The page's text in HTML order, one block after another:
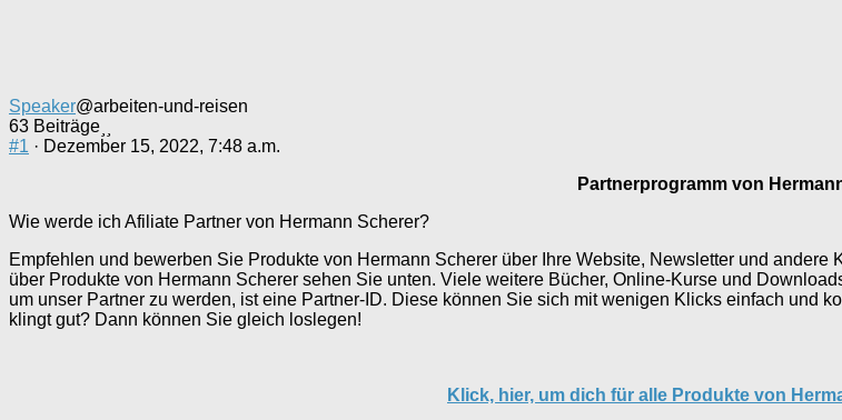
Speaker@arbeiten-und-reisen
63 Beiträge
#1 · Dezember 15, 2022, 7:48 a.m.
Partnerprogramm von
Wie werde ich Afiliate Partner von Hermann Scherer?
Empfehlen und bewerben Sie Produkte von Hermann Scherer über Ihre Website, Newsletter und
über Produkte von Hermann Scherer sehen Sie unten. Viele weitere Bücher, Online-Kurse und
um unser Partner zu werden, ist eine Partner-ID. Diese können Sie sich mit wenigen Klicks einfach und
klingt gut? Dann können Sie gleich loslegen!
Klick, hier, um dich für alle Produkte von